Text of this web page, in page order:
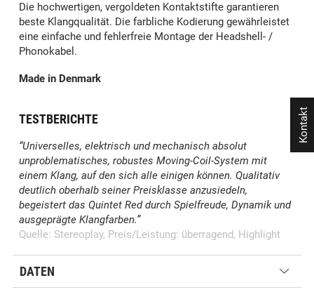
Die hochwertigen, vergoldeten Kontaktstifte garantieren
beste Klangqualität. Die farbliche Kodierung gewährleistet
eine einfache und fehlerfreie Montage der Headshell- /
Phonokabel.
Made in Denmark
TESTBERICHTE
“Universelles, elektrisch und mechanisch absolut
unproblematisches, robustes Moving-Coil-System mit
einem Klang, auf den sich alle einigen können. Qualitativ
deutlich oberhalb seiner Preisklasse anzusiedeln,
begeistert das Quintet Red durch Spielfreude, Dynamik und
ausgeprägte Klangfarben.”
Quelle: Stereoplay, Preis/Leistung: überragend, Highlight
DATEN
Kontakt